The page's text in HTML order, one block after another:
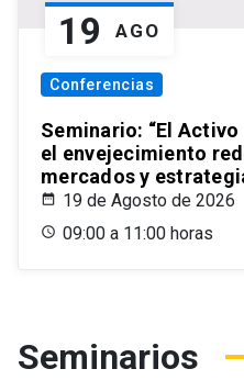
19 AGO
Conferencias
Seminario: “El
el envejecimiento
mercados y
19 de Agosto de 2026
09:00 a 11:00 horas
Seminarios